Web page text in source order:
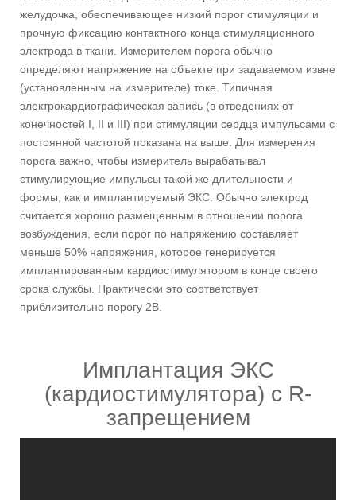
желудочка, обеспечивающее низкий порог стимуляции и
прочную фиксацию контактного конца стимуляционного
электрода в ткани. Измерителем порога обычно
определяют напряжение на объекте при задаваемом извне
(установленным на измерителе) токе. Типичная
электрокардиографическая запись (в отведениях от
конечностей I, II и III) при стимуляции сердца импульсами с
постоянной частотой показана на выше. Для измерения
порога важно, чтобы измеритель вырабатывал
стимулирующие импульсы такой же длительности и
формы, как и имплантируемый ЭКС. Обычно электрод
считается хорошо размещенным в отношении порога
возбуждения, если порог по напряжению составляет
меньше 50% напряжения, которое генерируется
имплантированным кардиостимулятором в конце своего
срока службы. Практически это соответствует
приблизительно порогу 2В.
Имплантация ЭКС
(кардиостимулятора) с R-
запрещением